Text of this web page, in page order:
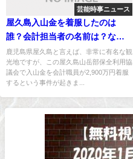
芸能時事ニュース
屋久島入山金を着服したのは
誰？会計担当者の名前は？なぜ
判明（理由）？
鹿児島県屋久島と言えば、非常に有名な観
光地ですが、この屋久島山岳部保全利用協
議会で入山金を会計職員が2,900万円着服
するという事件が起きま...